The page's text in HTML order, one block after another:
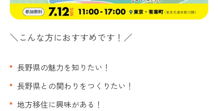
＼こんな方におすすめです！／
長野県の魅力を知りたい！
長野県との関わりをつくりたい！
地方移住に興味がある！